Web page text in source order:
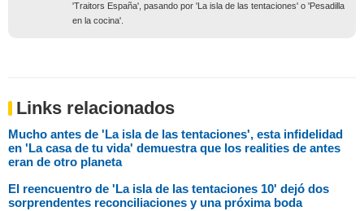
'Traitors España', pasando por 'La isla de las tentaciones' o 'Pesadilla
en la cocina'.
Links relacionados
Mucho antes de 'La isla de las tentaciones', esta infidelidad
en 'La casa de tu vida' demuestra que los realities de antes
eran de otro planeta
El reencuentro de 'La isla de las tentaciones 10' dejó dos
sorprendentes reconciliaciones y una próxima boda